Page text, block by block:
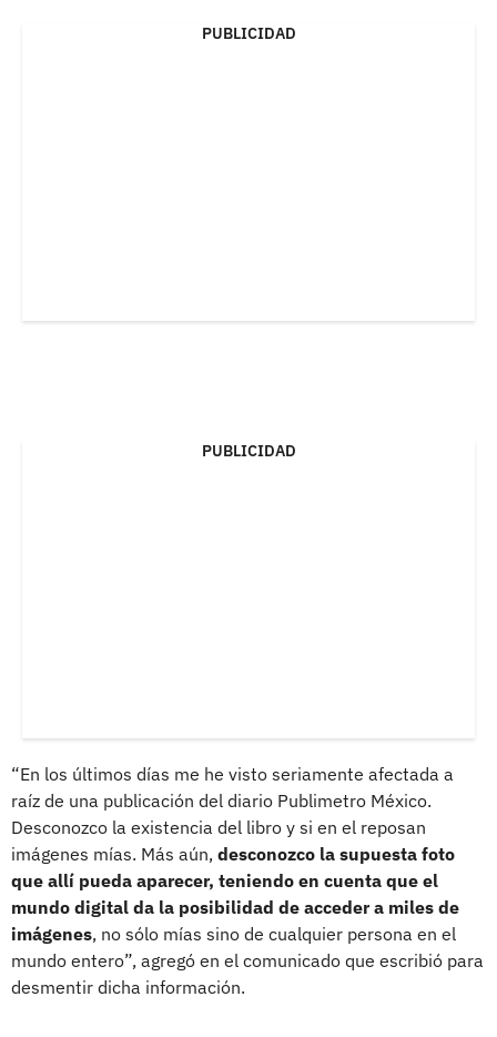
PUBLICIDAD
PUBLICIDAD
“En los últimos días me he visto seriamente afectada a
raíz de una publicación del diario Publimetro México.
Desconozco la existencia del libro y si en el reposan
imágenes mías. Más aún, desconozco la supuesta foto
que allí pueda aparecer, teniendo en cuenta que el
mundo digital da la posibilidad de acceder a miles de
imágenes, no sólo mías sino de cualquier persona en el
mundo entero”, agregó en el comunicado que escribió para
desmentir dicha información.